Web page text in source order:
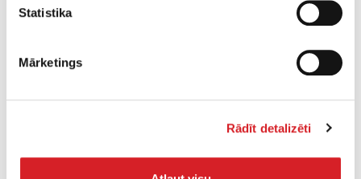
Statistika
Mārketings
Rādīt detalizēti